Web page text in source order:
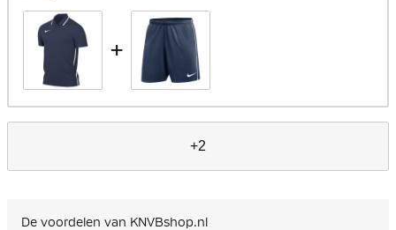
+
+2
De voordelen van KNVBshop.nl